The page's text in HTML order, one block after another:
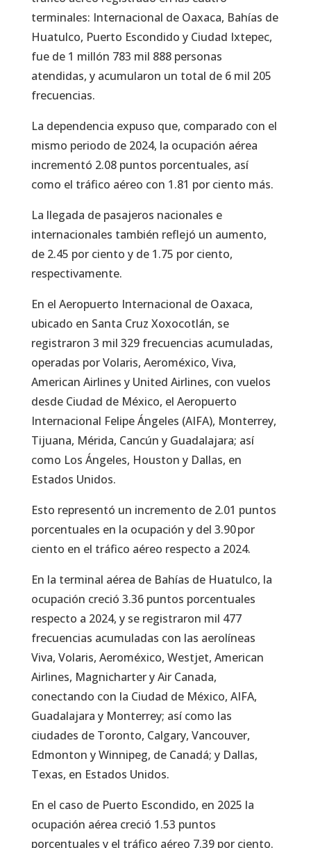
terminales: Internacional de Oaxaca, Bahías de
Huatulco, Puerto Escondido y Ciudad Ixtepec,
fue de 1 millón 783 mil 888 personas
atendidas, y acumularon un total de 6 mil 205
frecuencias.
La dependencia expuso que, comparado con el
mismo periodo de 2024, la ocupación aérea
incrementó 2.08 puntos porcentuales, así
como el tráfico aéreo con 1.81 por ciento más.
La llegada de pasajeros nacionales e
internacionales también reflejó un aumento,
de 2.45 por ciento y de 1.75 por ciento,
respectivamente.
En el Aeropuerto Internacional de Oaxaca,
ubicado en Santa Cruz Xoxocotlán, se
registraron 3 mil 329 frecuencias acumuladas,
operadas por Volaris, Aeroméxico, Viva,
American Airlines y United Airlines, con vuelos
desde Ciudad de México, el Aeropuerto
Internacional Felipe Ángeles (AIFA), Monterrey,
Tijuana, Mérida, Cancún y Guadalajara; así
como Los Ángeles, Houston y Dallas, en
Estados Unidos.
Esto representó un incremento de 2.01 puntos
porcentuales en la ocupación y del 3.90 por
ciento en el tráfico aéreo respecto a 2024.
En la terminal aérea de Bahías de Huatulco, la
ocupación creció 3.36 puntos porcentuales
respecto a 2024, y se registraron mil 477
frecuencias acumuladas con las aerolíneas
Viva, Volaris, Aeroméxico, Westjet, American
Airlines, Magnicharter y Air Canada,
conectando con la Ciudad de México, AIFA,
Guadalajara y Monterrey; así como las
ciudades de Toronto, Calgary, Vancouver,
Edmonton y Winnipeg, de Canadá; y Dallas,
Texas, en Estados Unidos.
En el caso de Puerto Escondido, en 2025 la
ocupación aérea creció 1.53 puntos
porcentuales y el tráfico aéreo 7.39 por ciento.